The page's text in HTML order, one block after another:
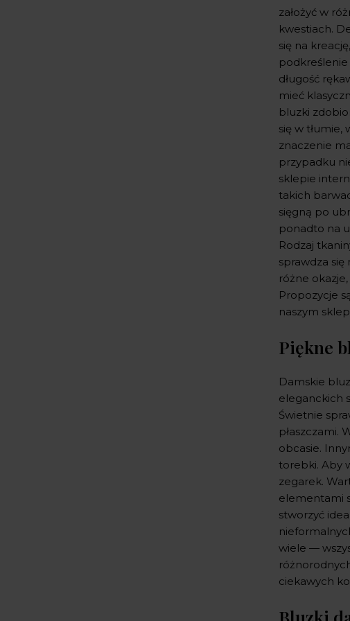
założyć w
kwestiach.
się na
podkreślenie
długość
mieć
bluzki
się w
znaczenie
przypadku
sklepie
takich
sięgną po
ponadto na
Rodzaj
sprawdza
różne
Propozycje
naszym
Piękne
Damskie
eleganckich
Świetnie
płaszczami.
obcasie.
torebki. Aby
zegarek.
elementami
stworzyć
wiele —
ciekawych